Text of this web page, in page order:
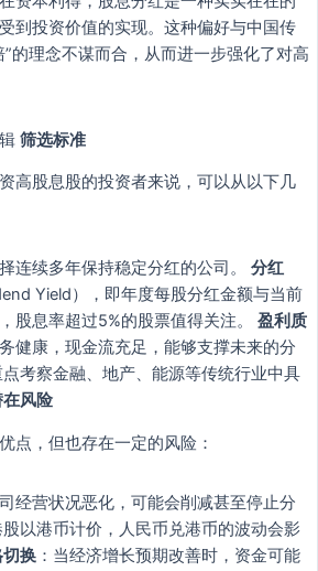
到投资价值的实现。这种偏好与中国传
的理念不谋而合，从而进一步强化了对高
筛选标准
高股息股的投资者来说，可以从以下几
连续多年保持稳定分红的公司。 分红
Yield），即年度每股分红金额与当前
股息率超过5%的股票值得关注。 盈利质
健康，现金流充足，能够支撑未来的分
点考察金融、地产、能源等传统行业中具
在风险
点，但也存在一定的风险：
经营状况恶化，可能会削减甚至停止分
股以港币计价，人民币兑港币的波动会影
换 ：当经济增长预期改善时，资金可能